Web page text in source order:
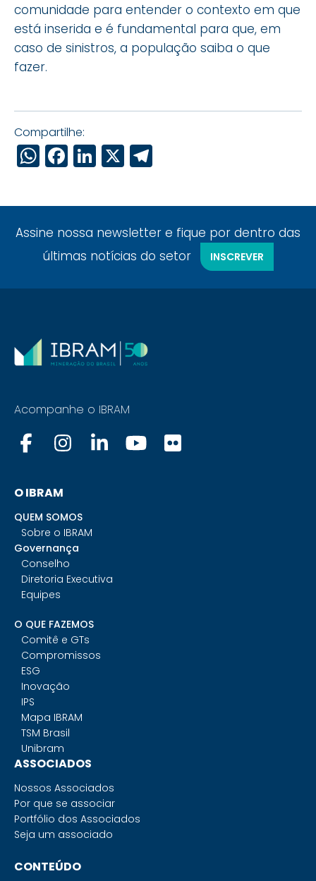
comunidade para entender o contexto em que
está inserida e é fundamental para que, em
caso de sinistros, a população saiba o que
fazer.
Compartilhe:
WhatsApp
Facebook
LinkedIn
X
Assine nossa newsletter e fique por dentro das
últimas notícias do setor
INSCREVER
Acompanhe o IBRAM
O IBRAM
QUEM SOMOS
Sobre o IBRAM
Governança
Conselho
Diretoria Executiva
Equipes
O QUE FAZEMOS
Comitê e GTs
Compromissos
ESG
Inovação
IPS
Mapa IBRAM
TSM Brasil
Unibram
ASSOCIADOS
Nossos Associados
Por que se associar
Portfólio dos Associados
Seja um associado
CONTEÚDO